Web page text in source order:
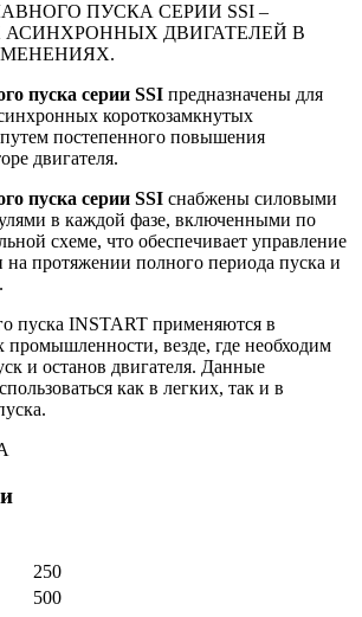
ПУСКА СЕРИИ SSI –
ДВИГАТЕЛЕЙ В
пуска серии SSI предназначены для
короткозамкнутых
путем постепенного повышения
двигателя.
пуска серии SSI снабжены силовыми
в каждой фазе, включенными по
схеме, что обеспечивает управление
на протяжении полного периода пуска и
пуска INSTART применяются в
промышленности, везде, где необходим
и останов двигателя. Данные
как в легких, так и в
250
500